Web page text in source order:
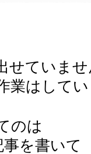
せていま
業はして
のは
を書いて